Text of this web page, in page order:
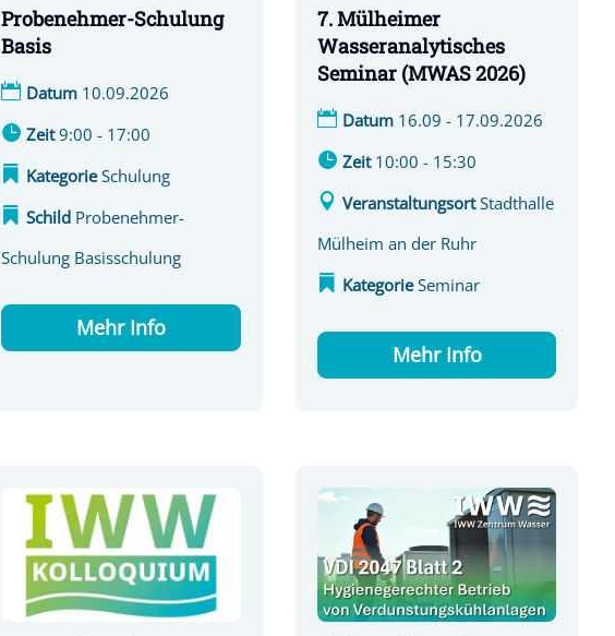
Probenehmer-Schulung
Basis
Datum 10.09.2026
Zeit9:00 - 17:00
KategorieSchulung
Schild Probenehmer-
Schulung Basisschulung
Mehr Info
7. Mülheimer
Wasseranalytisches
Seminar (MWAS 2026)
Datum 16.09 - 17.09.2026
Zeit 10:00 - 15:30
VeranstaltungsortStadthalle
Mülheim an der Ruhr
KategorieSeminar
Mehr Info